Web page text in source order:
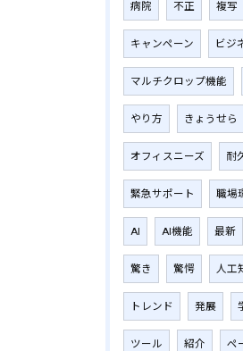
病院 不正 複写
キャンペーン ビジ
マルチクロップ機能
やり方 きょうせら
オフィスニーズ 耐
緊急サポート 職場
AI AI機能 最新
驚き 驚愕 人工
トレンド 発展
ツール 紹介 ペ